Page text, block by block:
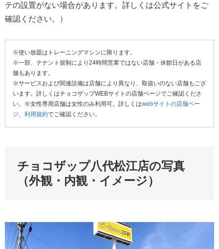
テの設置がない場合があります。詳しくは公式サイトをご
確認ください。）
※使い放題はトレーニングマシンに限ります。
※一部、テナント規制により24時間営業ではない店舗・休館日がある店
舗もあります。
※サービスおよび関連設備は店舗により異なり、取扱いのない店舗もござ
います。詳しくはチョコザップWEBサイトの店舗ページでご確認くださ
い。※女性専用店舗は女性のみ利用可。詳しくはwebサイトの店舗ペー
ジ、 利用規約でご確認ください。
チョコザップ八代松江店の写真
（外観・内観・イメージ）